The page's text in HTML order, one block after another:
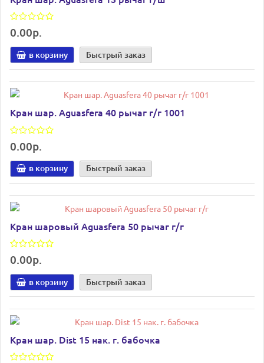
0.00р.
в корзину Быстрый заказ
Кран шар. Aguasfera 40 рычаг г/г 1001
0.00р.
в корзину Быстрый заказ
Кран шаровый Aguasfera 50 рычаг г/г
0.00р.
в корзину Быстрый заказ
Кран шар. Dist 15 нак. г. бабочка